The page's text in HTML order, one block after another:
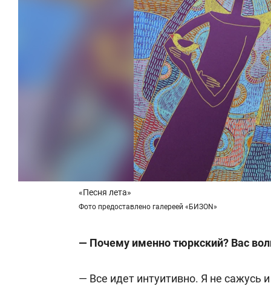
«Песня лета»
Фото предоставлено галереей «БИЗON»
— Почему именно тюркский? Вас
— Все идет интуитивно. Я не сажусь